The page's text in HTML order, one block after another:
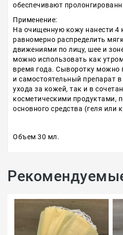
обеспечивают
Применение:
На очищенную кожу нанести 4
равномерно распределить
движениями по лицу, шее и
можно использовать как
время года. Сыворотку можно
и самостоятельный препарат
ухода за кожей, так и в
косметическими продуктами,
основного средства (геля или
Объем 30 мл.